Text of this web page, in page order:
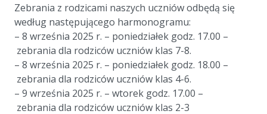
Zebrania z rodzicami naszych uczniów odbędą się
według następującego harmonogramu:
– 8 września 2025 r. – poniedziałek godz. 17.00 –
zebrania dla rodziców uczniów klas 7-8.
– 8 września 2025 r. – poniedziałek godz. 18.00 –
zebrania dla rodziców uczniów klas 4-6.
– 9 września 2025 r. – wtorek godz. 17.00 –
zebrania dla rodziców uczniów klas 2-3